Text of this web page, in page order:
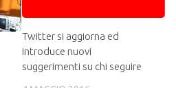
Twitter si aggiorna ed
introduce nuovi
suggerimenti su chi seguire